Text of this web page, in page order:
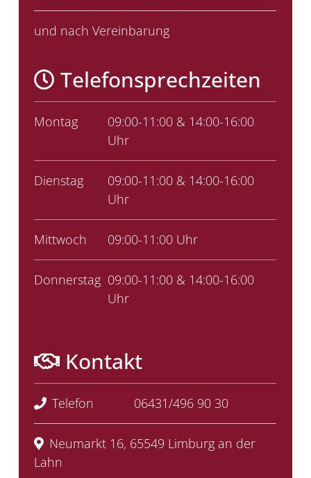
und nach Vereinbarung
Telefonsprechzeiten
Montag
09:00-11:00 & 14:00-16:00
Uhr
Dienstag
09:00-11:00 & 14:00-16:00
Uhr
Mittwoch 09:00-11:00 Uhr
Donnerstag 09:00-11:00 & 14:00-16:00
Uhr
Kontakt
Telefon 06431/496 90 30
Neumarkt 16, 65549 Limburg an der
Lahn